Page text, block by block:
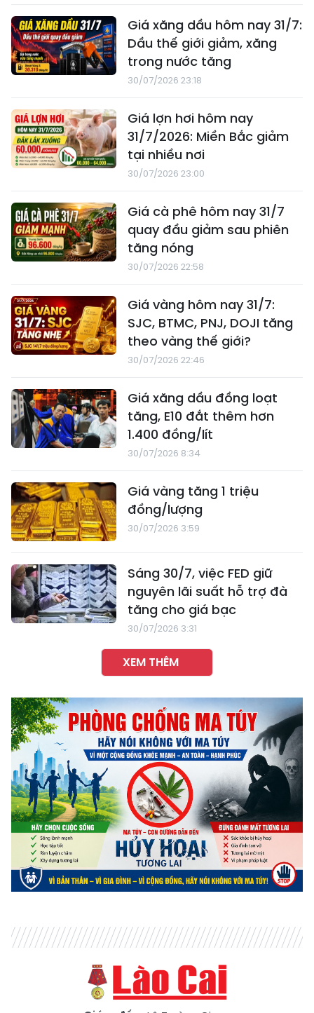
Giá xăng dầu hôm nay 31/7:
Dầu thế giới giảm, xăng
trong nước tăng
30/07/2026 23:18
Giá lợn hơi hôm nay
31/7/2026: Miền Bắc giảm
tại nhiều nơi
30/07/2026 23:00
Giá cà phê hôm nay 31/7
quay đầu giảm sau phiên
tăng nóng
30/07/2026 22:58
Giá vàng hôm nay 31/7:
SJC, BTMC, PNJ, DOJI tăng
theo vàng thế giới?
30/07/2026 22:46
Giá xăng dầu đồng loạt
tăng, E10 đắt thêm hơn
1.400 đồng/lít
30/07/2026 8:34
Giá vàng tăng 1 triệu
đồng/lượng
30/07/2026 3:59
Sáng 30/7, việc FED giữ
nguyên lãi suất hỗ trợ đà
tăng cho giá bạc
30/07/2026 3:31
XEM THÊM